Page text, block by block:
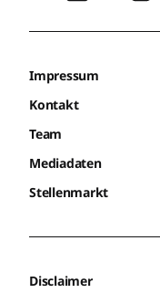
Impressum
Kontakt
Team
Mediadaten
Stellenmarkt
Disclaimer